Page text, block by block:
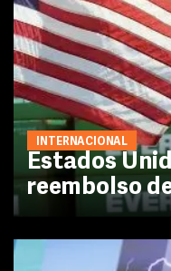
INTERNACIONAL
Estados
reembolso